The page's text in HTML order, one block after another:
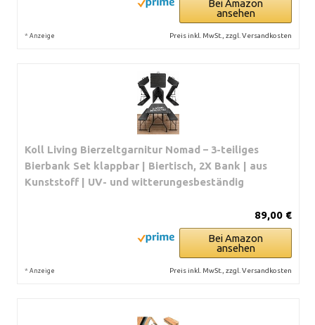
Bei Amazon
ansehen
* Anzeige Preis inkl. MwSt., zzgl. Versandkosten
Koll Living Bierzeltgarnitur Nomad – 3-teiliges
Bierbank Set klappbar | Biertisch, 2X Bank | aus
Kunststoff | UV- und witterungesbeständig
89,00 €
Bei Amazon
ansehen
* Anzeige Preis inkl. MwSt., zzgl. Versandkosten